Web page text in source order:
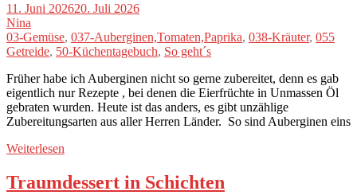
11. Juni 202620. Juli 2026
Nina
03-Gemüse, 037-Auberginen,Tomaten,Paprika, 038-Kräuter, 055
Getreide, 50-Küchentagebuch, So geht´s
Früher habe ich Auberginen nicht so gerne zubereitet, denn es gab
eigentlich nur Rezepte , bei denen die Eierfrüchte in Unmassen Öl
gebraten wurden. Heute ist das anders, es gibt unzählige
Zubereitungsarten aus aller Herren Länder. So sind Auberginen eins
Weiterlesen
Traumdessert in Schichten